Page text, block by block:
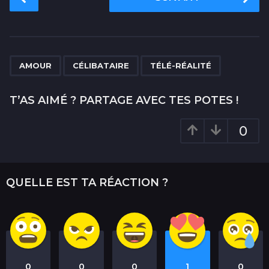
o
i
o
n
AMOUR CÉLIBATAIRE TÉLÉ-RÉALITÉ
T’AS AIMÉ ? PARTAGE AVEC TES POTES !
0
QUELLE EST TA RÉACTION ?
0 0 0 1 0